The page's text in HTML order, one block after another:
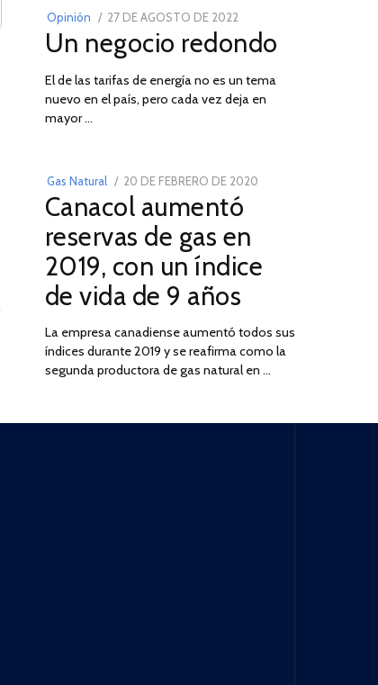
Opinión
POSTED
ON
27 DE AGOSTO DE 202230
DE
DE
2022
Un negocio redondo
El de las tarifas de energía no es un tema
nuevo en el país, pero cada vez deja en
mayor …
03
Gas Natural
POSTED
ON
20 DE FEBRERO DE 2020
2025
Canacol aumentó
reservas de gas en
2019, con un índice
de vida de 9 años
La empresa canadiense aumentó todos sus
índices durante 2019 y se reafirma como la
segunda productora de gas natural en …